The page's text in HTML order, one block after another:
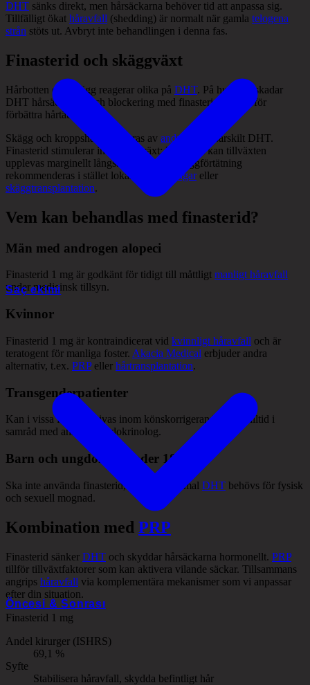
Saç ekimi
Öncesi & Sonrası
DHT sänks direkt, men hårsäckarna behöver tid att anpassa sig.
Tillfälligt ökat håravfall (shedding) är normalt när gamla telogena
strån stöts ut. Avbryt inte behandlingen i denna fas.
Finasterid och skäggväxt
Hårbotten och skägg reagerar olika på DHT. På huvudet skadar
DHT hårsäckarna, och blockering med finasterid kan därför
förbättra hårtätheten.
Skägg och kroppshår stimuleras av androgener
, särskilt DHT.
Finasterid stimulerar inte skäggväxt; hos vissa kan tillväxten
upplevas marginellt långsammare. För skäggförtätning
rekommenderas i stället lokala
behandlingareller
skäggtransplantation.
Vem kan behandlas med finasterid?
Män med androgen alopeci
Finasterid 1 mg är godkänt för tidigt till måttligt manligt håravfall
under medicinsk tillsyn.
Kvinnor
Finasterid 1 mg är kontraindicerat vid kvinnligt håravfall och är
teratogent för manliga foster. Akacia Medical erbjuder andra
alternativ, t.ex. PRPeller hårtransplantation.
Transgenderpatienter
Kan i vissa fall förskrivas inom könskorrigerande vård, alltid i
samråd med ansvarig endokrinolog.
Barn och ungdomar under 18 år
Ska inte använda finasterid, eftersom normal DHT behövs för fysisk
och sexuell mognad.
Kombination med PRP
Finasterid sänker DHT och skyddar hårsäckarna hormonellt. PRP
tillför tillväxtfaktorer som kan aktivera vilande säckar. Tillsammans
angrips håravfall via komplementära mekanismer som vi anpassar
efter din situation.
Finasterid 1 mg
Andel kirurger (ISHRS)
69,1 %
Syfte
Stabilisera håravfall, skydda befintligt hår